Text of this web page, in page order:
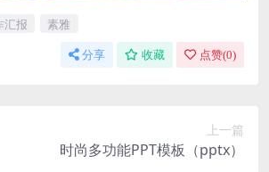
汇报 素雅
分享 收藏 点赞(0)
上一篇
时尚多功能PPT模板（pptx）